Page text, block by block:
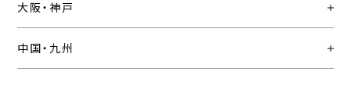
大阪・神戸
中国・九州